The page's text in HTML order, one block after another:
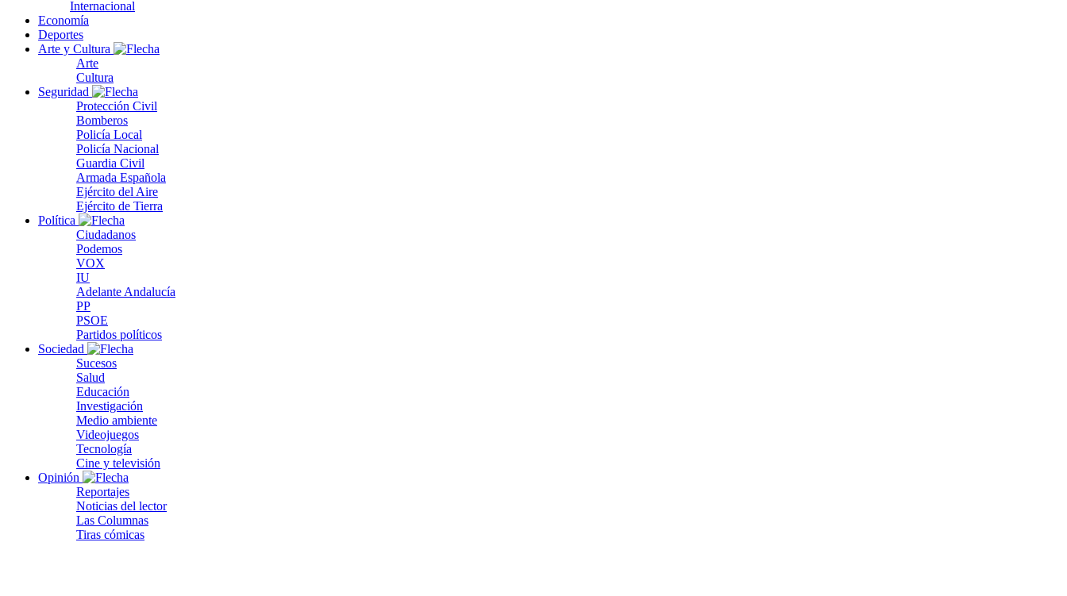
Internacional
Economía
Deportes
Arte y Cultura
Arte
Cultura
Seguridad
Protección Civil
Bomberos
Policía Local
Policía Nacional
Guardia Civil
Armada Española
Ejército del Aire
Ejército de Tierra
Política
Ciudadanos
Podemos
VOX
IU
Adelante Andalucía
PP
PSOE
Partidos políticos
Sociedad
Sucesos
Salud
Educación
Investigación
Medio ambiente
Videojuegos
Tecnología
Cine y televisión
Opinión
Reportajes
Noticias del lector
Las Columnas
Tiras cómicas